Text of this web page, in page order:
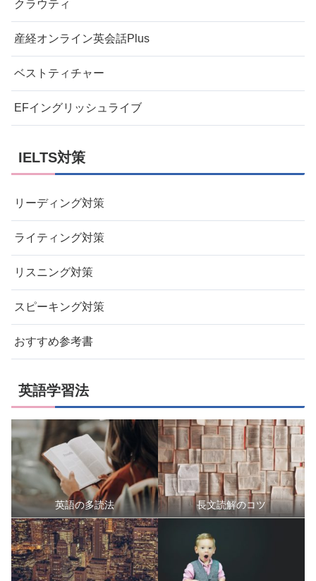
クラウティ
産経オンライン英会話Plus
ベストティチャー
EFイングリッシュライブ
IELTS対策
リーディング対策
ライティング対策
リスニング対策
スピーキング対策
おすすめ参考書
英語学習法
英語の多読法 長文読解のコツ